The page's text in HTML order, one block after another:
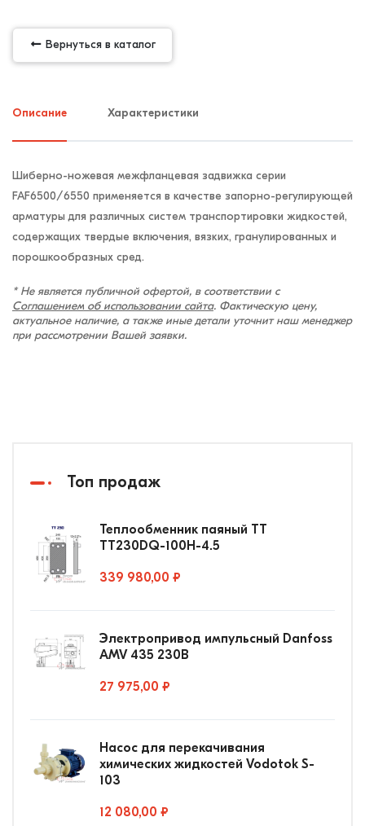
Вернуться в каталог
Описание Характеристики
Шиберно-ножевая межфланцевая задвижка серии
FAF6500/6550 применяется в качестве запорно-регулирующей
арматуры для различных систем транспортировки жидкостей,
содержащих твердые включения, вязких, гранулированных и
порошкообразных сред.
* Не является публичной офертой, в соответствии с
Соглашением об использовании сайта. Фактическую цену,
актуальное наличие, а также иные детали уточнит наш менеджер
при рассмотрении Вашей заявки.
Топ продаж
Теплообменник паяный ТТ
ТТ230DQ-100Н-4.5
339 980,00 ₽
Электропривод импульсный Danfoss
AMV 435 230В
27 975,00 ₽
Насос для перекачивания
химических жидкостей Vodotok S-
103
12 080,00 ₽